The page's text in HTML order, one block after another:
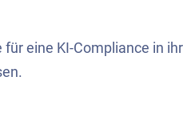
eine KI-Compliance in